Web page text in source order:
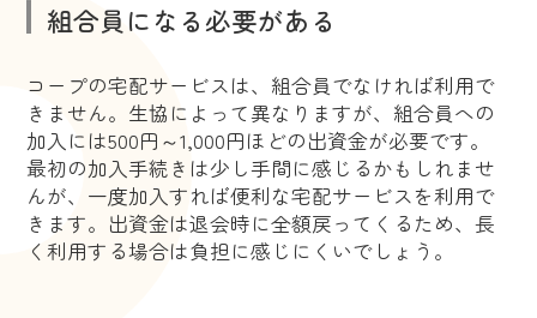
組合員になる必要がある
コープの宅配サービスは、組合員でなければ利用で
きません。生協によって異なりますが、組合員への
加入には500円～1,000円ほどの出資金が必要です。
最初の加入手続きは少し手間に感じるかもしれませ
んが、一度加入すれば便利な宅配サービスを利用で
きます。出資金は退会時に全額戻ってくるため、長
く利用する場合は負担に感じにくいでしょう。